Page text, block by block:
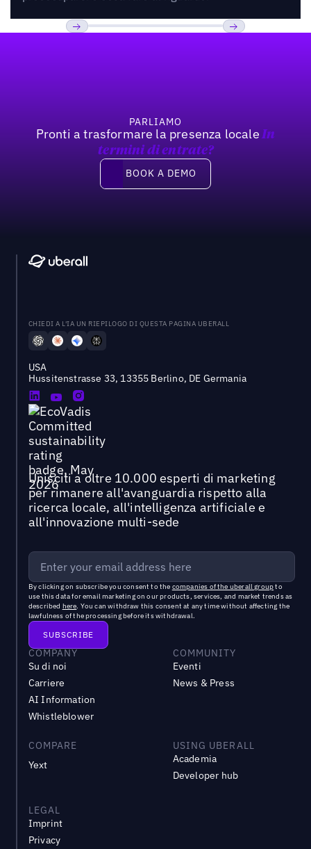
PARLIAMO
Pronti a trasformare la presenza locale In
termini di entrate?
Book a demo
BOOK A DEMO
CHIEDI A L'IA UN RIEPILOGO DI QUESTA PAGINA UBERALL
USA
Hussitenstrasse 33, 13355 Berlino, DE Germania
Unisciti a oltre 10.000 esperti di marketing
per rimanere all'avanguardia rispetto alla
ricerca locale, all'intelligenza artificiale e
all'innovazione multi-sede
By clicking on subscribe you consent to the companies of the uberall groupto
use this data for email marketing on our products, services, and market trends as
described here. You can withdraw this consent at any time without affecting the
lawfulness of the processing before its withdrawal.
COMPANY
Su di noi
Carriere
AI Information
Whistleblower
COMMUNITY
Eventi
News & Press
COMPARE
Yext
USING UBERALL
Academia
Developer hub
LEGAL
Imprint
Privacy